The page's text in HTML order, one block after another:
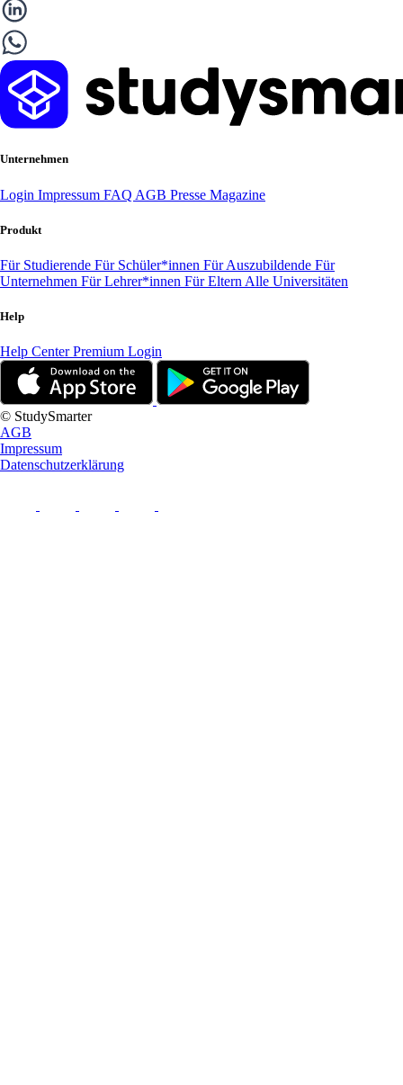
Unternehmen
Login Impressum FAQ AGB Presse Magazine
Produkt
Für Studierende Für Schüler*innen Für Auszubildende Für
Unternehmen Für Lehrer*innen Für Eltern Alle Universitäten
Help
Help CenterPremium Login
© StudySmarter
AGB
Impressum
Datenschutzerklärung